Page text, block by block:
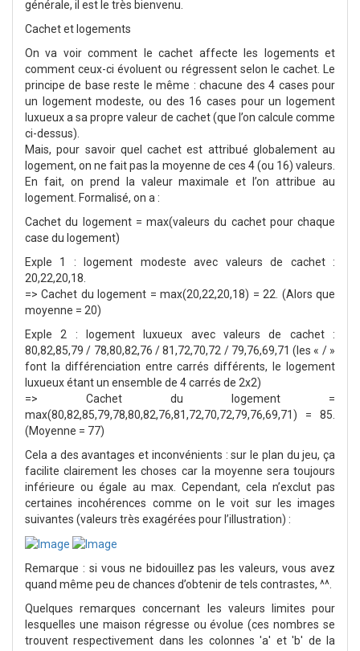
générale, il est le très bienvenu.
Cachet et logements
On va voir comment le cachet affecte les logements et
comment ceux-ci évoluent ou régressent selon le cachet. Le
principe de base reste le même : chacune des 4 cases pour
un logement modeste, ou des 16 cases pour un logement
luxueux a sa propre valeur de cachet (que l’on calcule comme
ci-dessus).
Mais, pour savoir quel cachet est attribué globalement au
logement, on ne fait pas la moyenne de ces 4 (ou 16) valeurs.
En fait, on prend la valeur maximale et l’on attribue au
logement. Formalisé, on a :
Cachet du logement = max(valeurs du cachet pour chaque
case du logement)
Exple 1 : logement modeste avec valeurs de cachet :
20,22,20,18.
=> Cachet du logement = max(20,22,20,18) = 22. (Alors que
moyenne = 20)
Exple 2 : logement luxueux avec valeurs de cachet :
80,82,85,79 / 78,80,82,76 / 81,72,70,72 / 79,76,69,71 (les « / »
font la différenciation entre carrés différents, le logement
luxueux étant un ensemble de 4 carrés de 2x2)
=> Cachet du logement =
max(80,82,85,79,78,80,82,76,81,72,70,72,79,76,69,71) = 85.
(Moyenne = 77)
Cela a des avantages et inconvénients : sur le plan du jeu, ça
facilite clairement les choses car la moyenne sera toujours
inférieure ou égale au max. Cependant, cela n’exclut pas
certaines incohérences comme on le voit sur les images
suivantes (valeurs très exagérées pour l’illustration) :
Remarque : si vous ne bidouillez pas les valeurs, vous avez
quand même peu de chances d’obtenir de tels contrastes, ^^.
Quelques remarques concernant les valeurs limites pour
lesquelles une maison régresse ou évolue (ces nombres se
trouvent respectivement dans les colonnes 'a' et 'b' de la